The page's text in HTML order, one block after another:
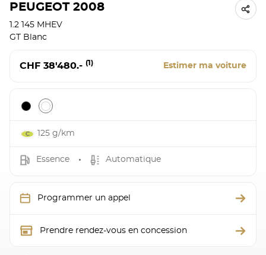
PEUGEOT 2008
1.2 145 MHEV
GT Blanc
CHF 38'480.- (1) Estimer ma voiture
125 g/km
Essence Automatique
Programmer un appel
Prendre rendez-vous en concession